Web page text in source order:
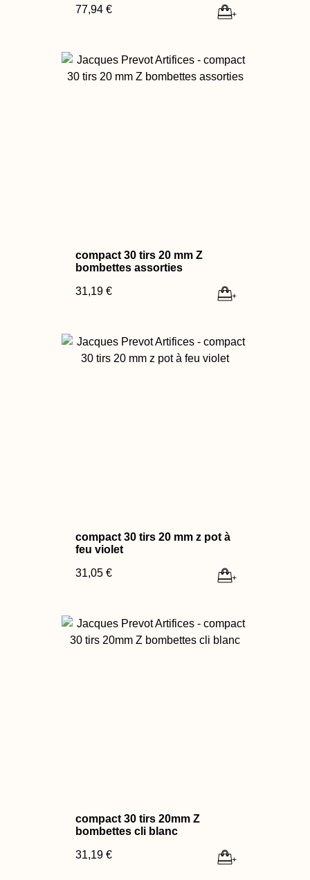
77,94 € +
compact 30 tirs 20 mm Z
bombettes assorties
31,19 €
+
compact 30 tirs 20 mm z pot à
feu violet
31,05 €
+
compact 30 tirs 20mm Z
bombettes cli blanc
31,19 €
+